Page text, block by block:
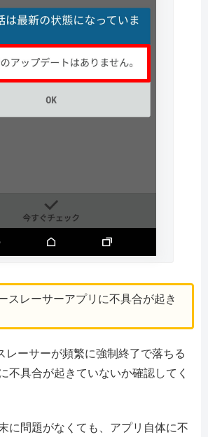
スレーサーアプリに不具合が起き
レーサーが頻繁に強制終了で落ちる
不具合が起きていないか確認してく
に問題がなくても、アプリ自体に不